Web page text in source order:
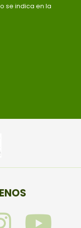
se indica en la
I Y